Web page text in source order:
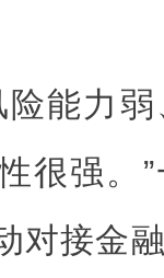
险能力
很强。
对接金